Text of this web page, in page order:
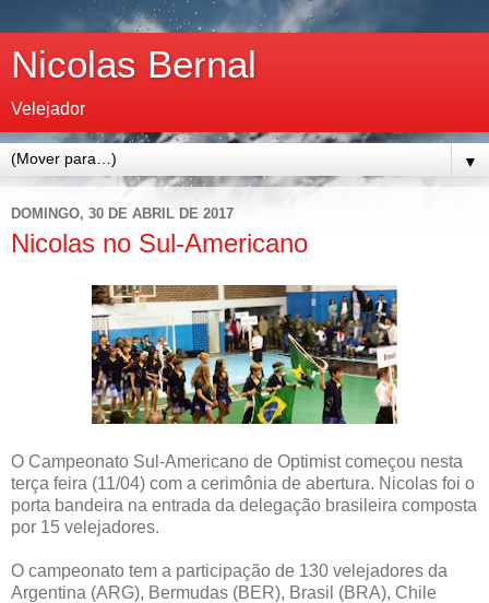
Nicolas Bernal
Velejador
▼
DOMINGO, 30 DE ABRIL DE 2017
Nicolas no Sul-Americano
O Campeonato Sul-Americano de Optimist começou nesta
terça feira (11/04) com a cerimônia de abertura. Nicolas foi o
porta bandeira na entrada da delegação brasileira composta
por 15 velejadores.
O campeonato tem a participação de 130 velejadores da
Argentina (ARG), Bermudas (BER), Brasil (BRA), Chile